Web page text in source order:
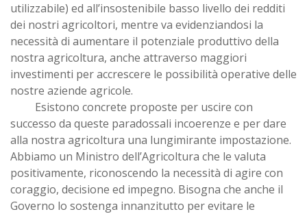
utilizzabile) ed all’insostenibile basso livello dei redditi
dei nostri agricoltori, mentre va evidenziandosi la
necessità di aumentare il potenziale produttivo della
nostra agricoltura, anche attraverso maggiori
investimenti per accrescere le possibilità operative delle
nostre aziende agricole.
Esistono concrete proposte per uscire con
successo da queste paradossali incoerenze e per dare
alla nostra agricoltura una lungimirante impostazione.
Abbiamo un Ministro dell’Agricoltura che le valuta
positivamente, riconoscendo la necessità di agire con
coraggio, decisione ed impegno. Bisogna che anche il
Governo lo sostenga innanzitutto per evitare le